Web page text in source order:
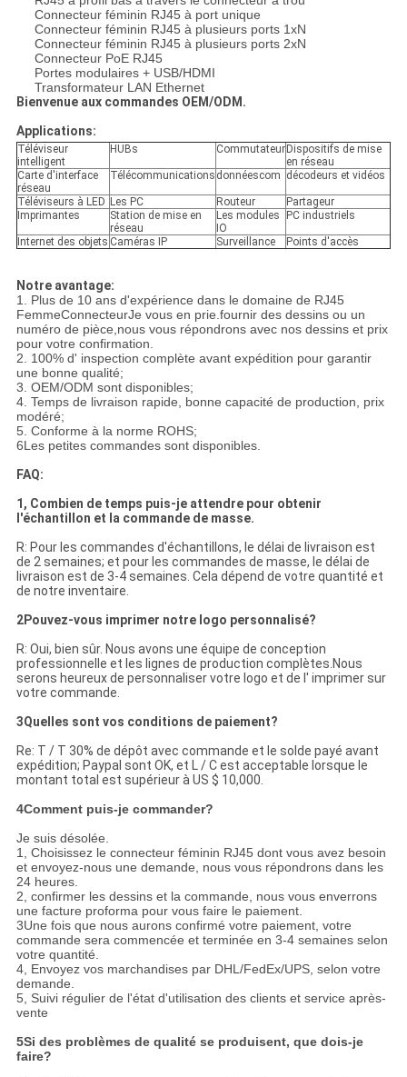
Connecteur féminin RJ45 à port unique
Connecteur féminin RJ45 à plusieurs ports 1xN
Connecteur féminin RJ45 à plusieurs ports 2xN
Connecteur PoE RJ45
Portes modulaires + USB/HDMI
Transformateur LAN Ethernet
Bienvenue aux commandes OEM/ODM.
Applications:
Téléviseur
intelligent
HUBs Commutateur Dispositifs de mise
en réseau
Carte d'interface
réseau
Télécommunications donnéescom décodeurs et vidéos
Téléviseurs à LED Les PC Routeur
Partageur
Imprimantes
Station de mise en
réseau
Les modules
IO
PC industriels
Internet des objets Caméras IP Surveillance Points d'accès
Notre avantage:
1. Plus de 10 ans d'expérience dans le domaine de RJ45
FemmeConnecteurJe vous en prie.fournir des dessins ou un
numéro de pièce,nous vous répondrons avec nos dessins et prix
pour votre confirmation.
2. 100% d' inspection complète avant expédition pour garantir
une bonne qualité;
3. OEM/ODM sont disponibles;
4. Temps de livraison rapide, bonne capacité de production, prix
modéré;
5. Conforme à la norme ROHS;
6Les petites commandes sont disponibles.
FAQ:
1, Combien de temps puis-je attendre pour obtenir
l'échantillon et la commande de masse.
R: Pour les commandes d'échantillons, le délai de livraison est
de 2 semaines; et pour les commandes de masse, le délai de
livraison est de 3-4 semaines. Cela dépend de votre quantité et
de notre inventaire.
2Pouvez-vous imprimer notre logo personnalisé?
R: Oui, bien sûr. Nous avons une équipe de conception
professionnelle et les lignes de production complètes.Nous
serons heureux de personnaliser votre logo et de l' imprimer sur
votre commande.
3Quelles sont vos conditions de paiement?
Re: T / T 30% de dépôt avec commande et le solde payé avant
expédition; Paypal sont OK, et L / C est acceptable lorsque le
montant total est supérieur à US $ 10,000.
4Comment puis-je commander?
Je suis désolée.
1, Choisissez le connecteur féminin RJ45 dont vous avez besoin
et envoyez-nous une demande, nous vous répondrons dans les
24 heures.
2, confirmer les dessins et la commande, nous vous enverrons
une facture proforma pour vous faire le paiement.
3Une fois que nous aurons confirmé votre paiement, votre
commande sera commencée et terminée en 3-4 semaines selon
votre quantité.
4, Envoyez vos marchandises par DHL/FedEx/UPS, selon votre
demande.
5, Suivi régulier de l'état d'utilisation des clients et service après-
vente
5Si des problèmes de qualité se produisent, que dois-je
faire?